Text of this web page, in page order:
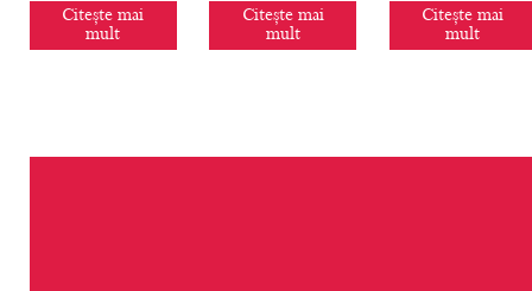
Citește mai
mult
Citește mai
mult
Citește mai
mult